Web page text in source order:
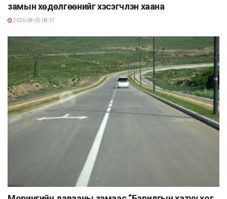
замын хөдөлгөөнийг хэсэгчлэн хаана
2026-08-05 08:17